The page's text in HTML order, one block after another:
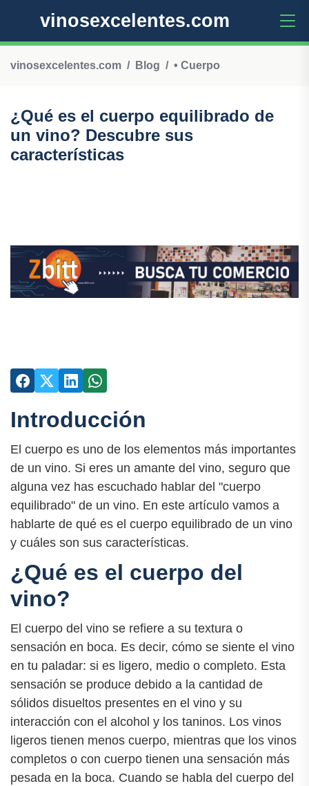
vinosexcelentes.com
vinosexcelentes.com Blog • Cuerpo
¿Qué es el cuerpo equilibrado de
un vino? Descubre sus
características
Introducción
El cuerpo es uno de los elementos más importantes
de un vino. Si eres un amante del vino, seguro que
alguna vez has escuchado hablar del "cuerpo
equilibrado" de un vino. En este artículo vamos a
hablarte de qué es el cuerpo equilibrado de un vino
y cuáles son sus características.
¿Qué es el cuerpo del
vino?
El cuerpo del vino se refiere a su textura o
sensación en boca. Es decir, cómo se siente el vino
en tu paladar: si es ligero, medio o completo. Esta
sensación se produce debido a la cantidad de
sólidos disueltos presentes en el vino y su
interacción con el alcohol y los taninos. Los vinos
ligeros tienen menos cuerpo, mientras que los vinos
completos o con cuerpo tienen una sensación más
pesada en la boca. Cuando se habla del cuerpo del